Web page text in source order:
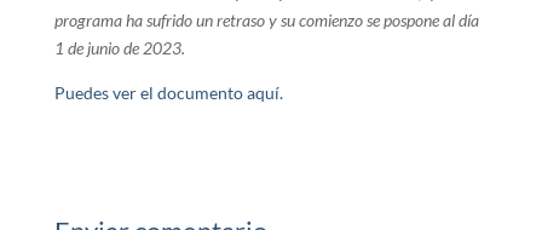
programa ha sufrido un retraso y su comienzo se pospone al día
1 de junio de 2023.
Puedes ver el documento aquí.